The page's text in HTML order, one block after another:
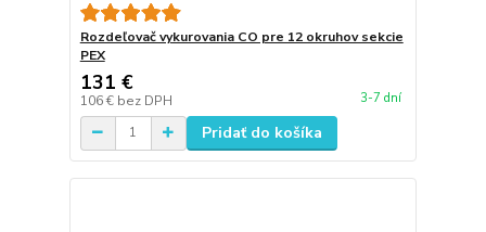
Rozdeľovač vykurovania CO pre 12 okruhov sekcie
PEX
131 €
106 € bez DPH 3-7 dní
Pridať do košíka